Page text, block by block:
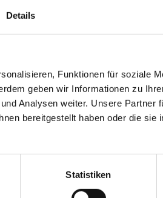
Details
Funktionen für soziale
geben wir Informationen zu
Analysen weiter. Unsere Partner
bereitgestellt haben oder die sie
Statistiken